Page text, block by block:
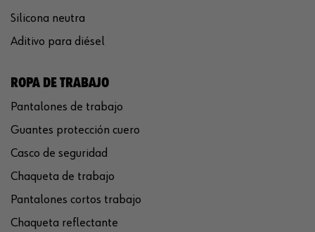
Silicona neutra
Aditivo para diésel
ROPA DE TRABAJO
Pantalones de trabajo
Guantes protección cuero
Casco de seguridad
Chaqueta de trabajo
Pantalones cortos trabajo
Chaqueta reflectante